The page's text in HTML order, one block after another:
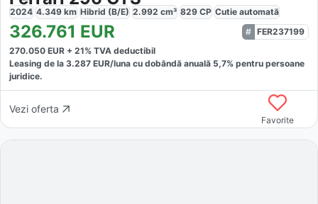
2024 4.349 km Hibrid (B/E) 2.992 cm³ 829 CP Cutie automată
326.761 EUR
FER237199
270.050 EUR + 21% TVA deductibil
Leasing de la 3.287 EUR/luna cu dobăndă anuală 5,7% pentru persoane
juridice.
Vezi oferta
Favorite